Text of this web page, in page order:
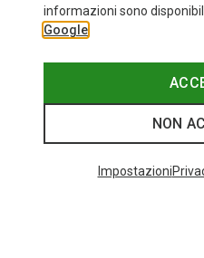
informazioni sono
Google
NON
Impostazioni